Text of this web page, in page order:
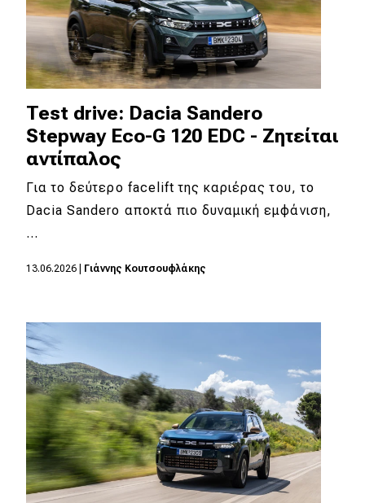
Test drive: Dacia Sandero
Stepway Eco-G 120 EDC - Ζητείται
αντίπαλος
Για το δεύτερο facelift της καριέρας του, το
Dacia Sandero αποκτά πιο δυναμική εμφάνιση,
…
13.06.2026 Γιάννης Κουτσουφλάκης